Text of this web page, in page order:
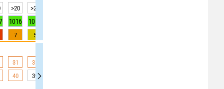
>20 >20
1016 1016
7 5
31 31
40 39